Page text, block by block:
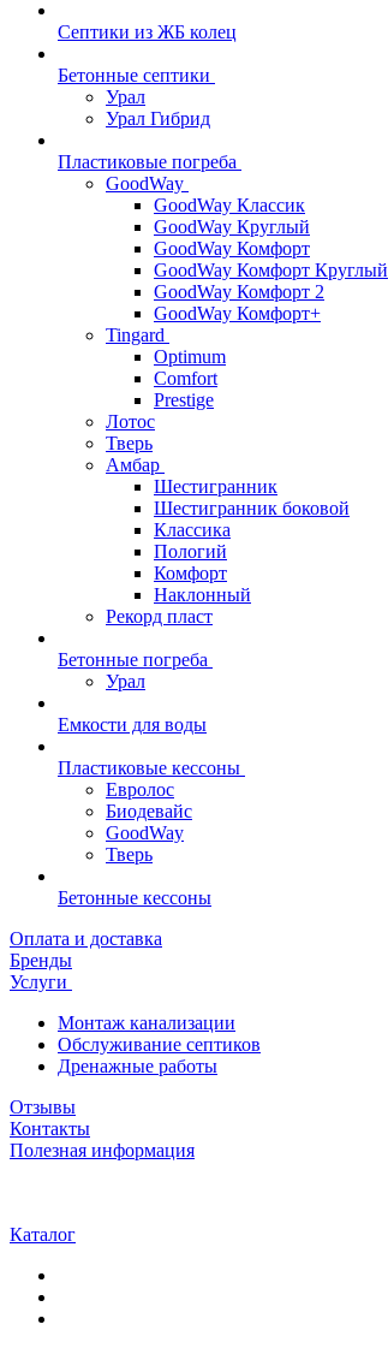
Септики из ЖБ колец
Бетонные септики
Урал
Урал Гибрид
Пластиковые погреба
GoodWay
GoodWay Классик
GoodWay Круглый
GoodWay Комфорт
GoodWay Комфорт Круглый
GoodWay Комфорт 2
GoodWay Комфорт+
Tingard
Optimum
Comfort
Prestige
Лотос
Тверь
Амбар
Шестигранник
Шестигранник боковой
Классика
Пологий
Комфорт
Наклонный
Рекорд пласт
Бетонные погреба
Урал
Емкости для воды
Пластиковые кессоны
Евролос
Биодевайс
GoodWay
Тверь
Бетонные кессоны
Оплата и доставка
Бренды
Услуги
Монтаж канализации
Обслуживание септиков
Дренажные работы
Отзывы
Контакты
Полезная информация
Каталог